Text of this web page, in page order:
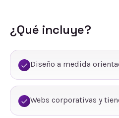
¿Qué incluye?
Diseño a medida
Webs corporativas y